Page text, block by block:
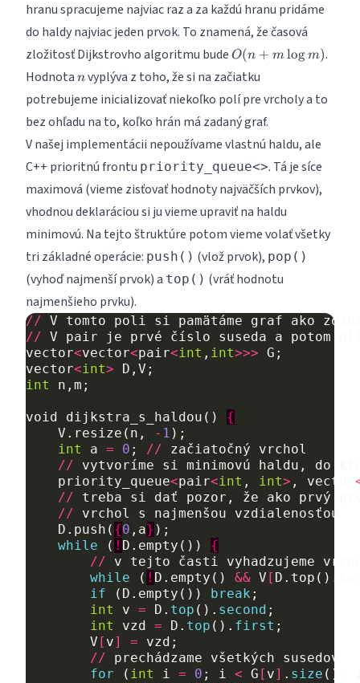
hranu spracujeme najviac raz a za každú hranu pridáme
do haldy najviac jeden prvok. To znamená, že časová
zložitosť Dijkstrovho algoritmu bude O(n
+ m
\log
m)
O(n + mlog m).
Hodnota n
nvyplýva z toho, že si na začiatku
potrebujeme inicializovať niekoľko polí pre vrcholy a to
bez ohľadu na to, koľko hrán má zadaný graf.
V našej implementácii nepoužívame vlastnú haldu, ale
C++ prioritnú frontu priority_queue<>. Tá je síce
maximová (vieme zisťovať hodnoty najväčších prvkov),
vhodnou deklaráciou si ju vieme upraviť na haldu
minimovú. Na tejto štruktúre potom vieme volať všetky
tri základné operácie: push() (vlož prvok), pop()
(vyhoď najmenší prvok) a top() (vráť hodnotu
najmenšieho prvku).
// V tomto poli si pamätáme graf ako
// V pair je prvé číslo suseda a potom
vector<vector<pair<int , int>>> G ;
vector<int> D , V ;
int
n , m ;
void dijkstra_s_haldou ()
{
V . resize ( n , - 1 );
int
a = 0 ; // začiatočný
vrchol
//
vytvoríme si minimovú haldu , do
priority_queue<pair<int , int> , vector
//
treba si dať pozor , že ako prvý
//
vrchol s najmenšou
vzdialenosťou
D . push ( {0 , a} );
while
( ! D . empty ())
{
//
v tejto časti vyhadzujeme
while
( ! D . empty () && V [
if
( D . empty ()) break ;
int
v = D . top (). second ;
int
vzd = D . top (). first ;
V [ v] = vzd ;
//
prechádzame všetkých
susedov
for
( int i = 0 ; i < G [ v] . size ();